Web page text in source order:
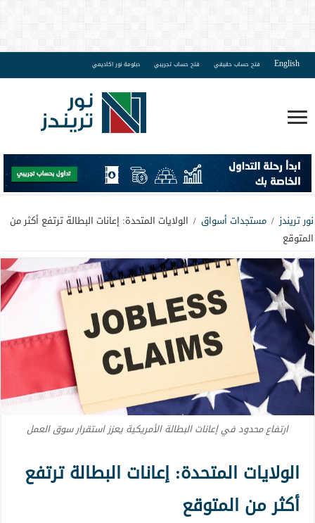
English فتح حساب حقيقي فتح حساب تجريبي دبلومة نور اكاديمي
نور تريندز / مستجدات أسواق / الولايات المتحدة: إعانات البطالة ترتفع أكثر من
المتوقع
ارتفاع محدود في إعانات البطالة الأمريكية يعزز استقرار سوق العمل
الولايات المتحدة: إعانات البطالة ترتفع
أكثر من المتوقع